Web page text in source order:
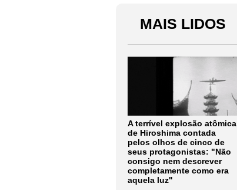
MAIS LIDOS
A terrível explosão atômica
de Hiroshima contada
pelos olhos de cinco de
seus protagonistas: "Não
consigo nem descrever
completamente como era
aquela luz"